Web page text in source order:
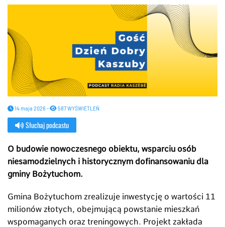
14 maja 2026 - 587 WYŚWIETLEŃ
Słuchaj podcastu
O budowie nowoczesnego obiektu, wsparciu osób
niesamodzielnych i historycznym dofinansowaniu dla
gminy Bożytuchom.
Gmina Bożytuchom zrealizuje inwestycję o wartości 11
milionów złotych, obejmującą powstanie mieszkań
wspomaganych oraz treningowych. Projekt zakłada